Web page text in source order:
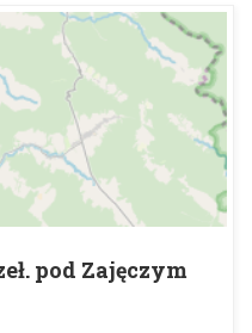
pod Zajęczym